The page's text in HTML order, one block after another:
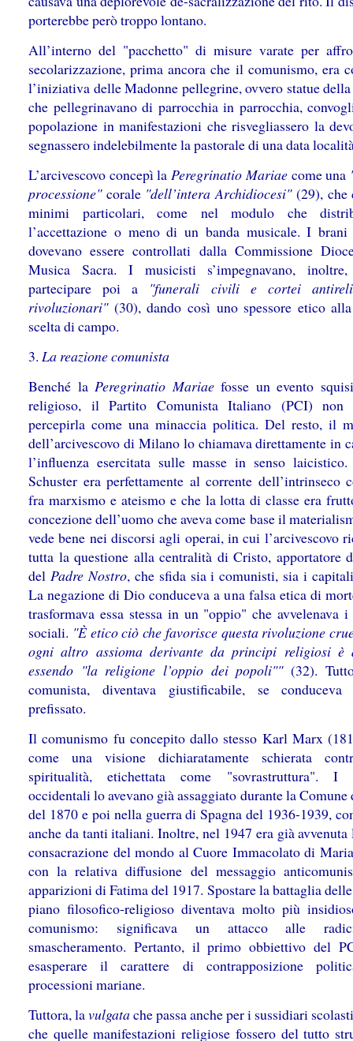
porterebbe però troppo lontano.
All’interno del "pacchetto" di misure varate per
secolarizzazione, prima ancora che il comunismo, era
l’iniziativa delle Madonne pellegrine, ovvero statue
che pellegrinavano di parrocchia in parrocchia,
popolazione in manifestazioni che risvegliassero la
segnassero indelebilmente la pastorale di una data
L’arcivescovo concepì laPeregrinatio Mariaecome una
processione"corale "dell’intera Archidiocesi"(29), che
minimi particolari, come nel modulo che
l’accettazione o meno di un banda musicale. I brani
dovevano essere controllati dalla Commissione
Musica Sacra. I musicisti s’impegnavano,
partecipare poi a "funerali civili e cortei
rivoluzionari"(30), dando così uno spessore etico
scelta di campo.
3. La reazione comunista
Benché laPeregrinatio Mariaefosse un evento
religioso, il Partito Comunista Italiano (PCI) non
percepirla come una minaccia politica. Del resto, il
dell’arcivescovo di Milano lo chiamava direttamente in
l’influenza esercitata sulle masse in senso
Schuster era perfettamente al corrente dell’intrinseco
fra marxismo e ateismo e che la lotta di classe era
concezione dell’uomo che aveva come base il
vede bene nei discorsi agli operai, in cui l’arcivescovo
tutta la questione alla centralità di Cristo, apportatore
del Padre Nostro, che sfida sia i comunisti, sia i
La negazione di Dio conduceva a una falsa etica di
trasformava essa stessa in un "oppio" che avvelenava
sociali. "È etico ciò che favorisce questa rivoluzione
ogni altro assioma derivante da principi religiosi è
essendo "la religione l’oppio dei popoli""(32).
comunista, diventava giustificabile, se
prefissato.
Il comunismo fu concepito dallo stesso Karl Marx
come una visione dichiaratamente schierata
spiritualità, etichettata come "sovrastruttura". I
occidentali lo avevano già assaggiato durante la
del 1870 e poi nella guerra di Spagna del 1936-1939,
anche da tanti italiani. Inoltre, nel 1947 era già
consacrazione del mondo al Cuore Immacolato di
con la relativa diffusione del messaggio
apparizioni di Fatima del 1917. Spostare la battaglia
piano filosofico-religioso diventava molto più
comunismo: significava un attacco alle
smascheramento. Pertanto, il primo obbiettivo del
esasperare il carattere di contrapposizione
processioni mariane.
Tuttora, lavulgatache passa anche per i sussidiari
che quelle manifestazioni religiose fossero del tutto